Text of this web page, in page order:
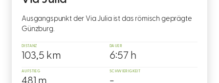
Ausgangspunkt der Via Julia ist das römisch geprägte
Günzburg.
DISTANZ
103,5 km
DAUER
6:57 h
AUFSTIEG
481 m
SCHWIERIGKEIT
-